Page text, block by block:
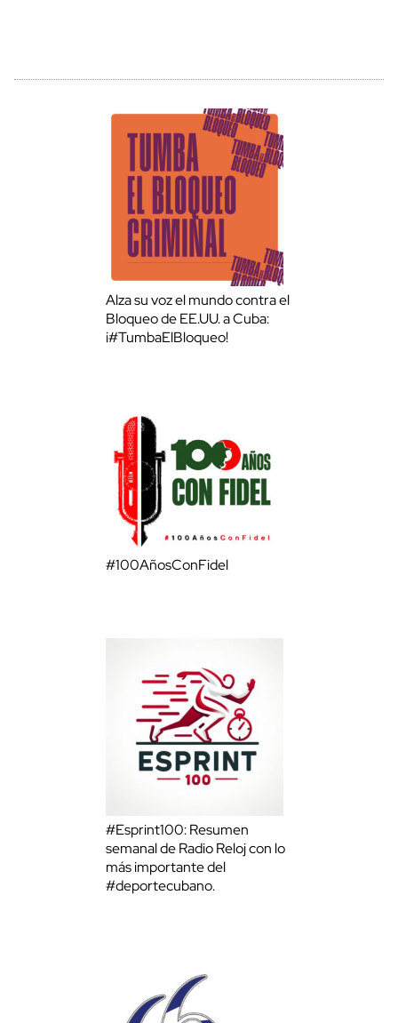
Alza su voz el mundo contra el
Bloqueo de EE.UU. a Cuba:
¡#TumbaElBloqueo!
#100AñosConFidel
#Esprint100: Resumen
semanal de Radio Reloj con lo
más importante del
#deportecubano.